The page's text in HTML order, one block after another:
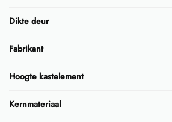
Dikte deur
Fabrikant
Hoogte kastelement
Kernmateriaal